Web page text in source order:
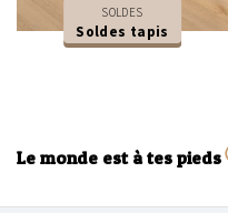
SOLDES
Soldes tapis
Le monde est à tes pieds